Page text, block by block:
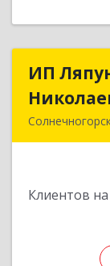
ИП
Клиентов